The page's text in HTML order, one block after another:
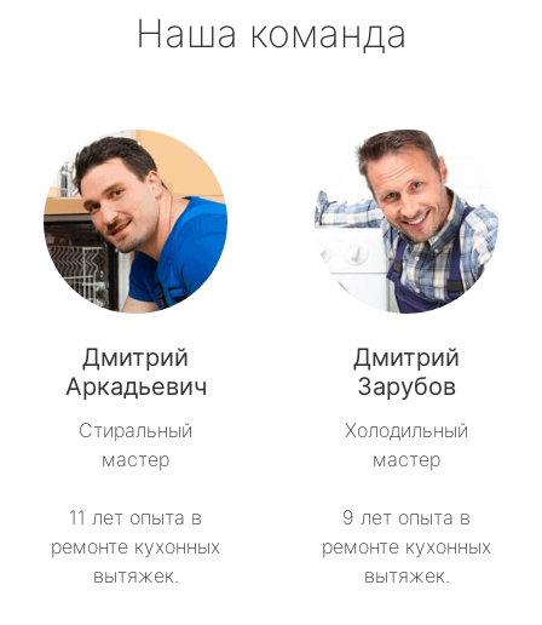
Наша команда
Дмитрий
Аркадьевич
Стиральный
мастер
11 лет опыта в
ремонте кухонных
вытяжек.
Дмитрий
Зарубов
Холодильный
мастер
9 лет опыта в
ремонте кухонных
вытяжек.